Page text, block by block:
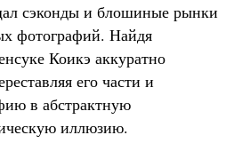
сэконды и блошиные рынки
фотографий. Найдя
Коикэ аккуратно
его части и
в абстрактную
иллюзию.